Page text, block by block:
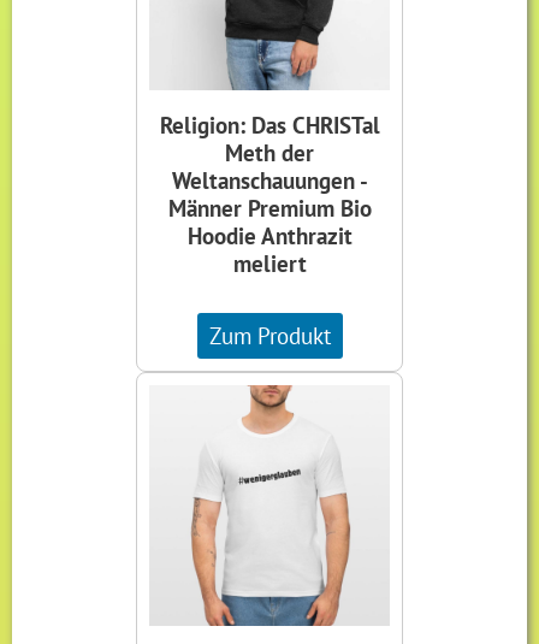
Religion: Das CHRISTal
Meth der
Weltanschauungen -
Männer Premium Bio
Hoodie Anthrazit
meliert
Zum Produkt